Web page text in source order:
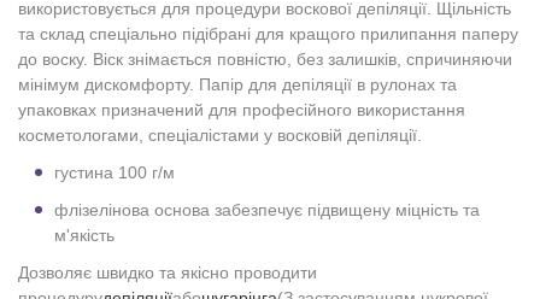
використовується для процедури воскової депіляції. Щільність
та склад спеціально підібрані для кращого прилипання паперу
до воску. Віск знімається повністю, без залишків, спричиняючи
мінімум дискомфорту. Папір для депіляції в рулонах та
упаковках призначений для професійного використання
косметологами, спеціалістами у восковій депіляції.
густина 100 г/м
флізелінова основа забезпечує підвищену міцність та
м'якість
Дозволяє швидко та якісно проводити